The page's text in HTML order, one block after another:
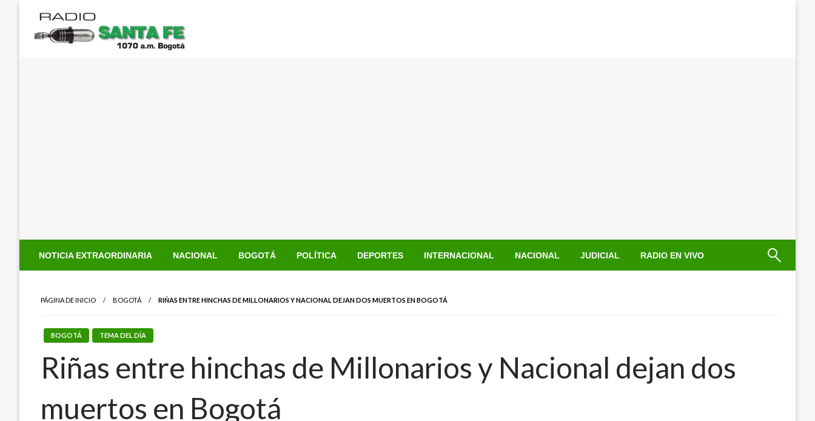
contenido
NOTICIA EXTRAORDINARIA NACIONAL BOGOTÁ POLÍTICA DEPORTES INTERNACIONAL NACIONAL JUDICIAL RADIO EN VIVO
PÁGINA DE INICIO BOGOTÁ RIÑAS ENTRE HINCHAS DE MILLONARIOS Y NACIONAL DEJAN DOS MUERTOS EN BOGOTÁ
BOGOTÁ TEMA DEL DÍA
Riñas entre hinchas de Millonarios y Nacional dejan dos
muertos en Bogotá